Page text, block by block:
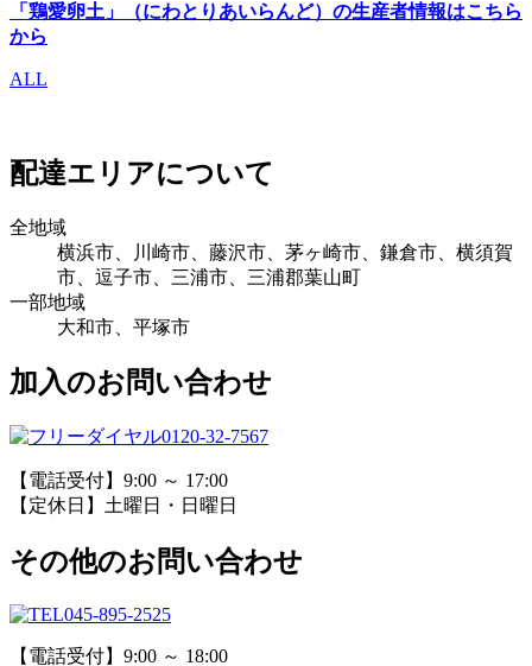
「鶏愛卵土」（にわとりあいらんど）の生産者情報はこちら
から
ALL
配達エリアについて
全地域
横浜市、川崎市、藤沢市、茅ヶ崎市、鎌倉市、横須賀
市、逗子市、三浦市、三浦郡葉山町
一部地域
大和市、平塚市
加入のお問い合わせ
0120-32-7567
【電話受付】9:00 ～ 17:00
【定休日】土曜日・日曜日
その他のお問い合わせ
045-895-2525
【電話受付】9:00 ～ 18:00